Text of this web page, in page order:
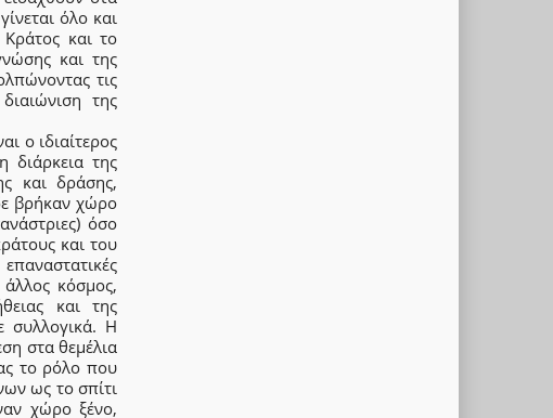
όλο και
Κράτος και το
και της
τις
της
ο ιδιαίτερος
διάρκεια της
και δράσης,
βρήκαν χώρο
όσο
και του
κόσμος,
και της
συλλογικά. Η
στα θεμέλια
το ρόλο που
ως το σπίτι
χώρο ξένο,